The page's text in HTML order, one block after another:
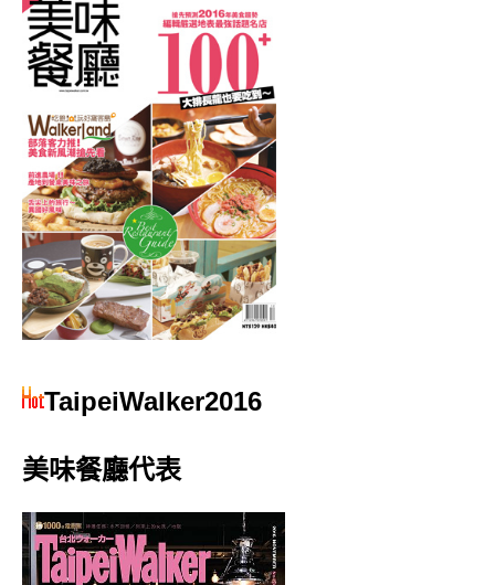
TaipeiWalker2016
美味餐廳代表